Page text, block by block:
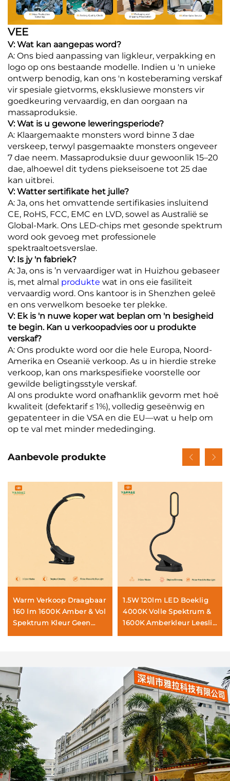
VEE
V: Wat kan aangepas word?
A: Ons bied aanpassing van ligkleur, verpakking en
logo op ons bestaande modelle. Indien u 'n unieke
ontwerp benodig, kan ons 'n kosteberaming verskaf
vir spesiale gietvorms, eksklusiewe monsters vir
goedkeuring vervaardig, en dan oorgaan na
massaproduksie.
V: Wat is u gewone leweringsperiode?
A: Klaargemaakte monsters word binne 3 dae
verskeep, terwyl pasgemaakte monsters ongeveer
7 dae neem. Massaproduksie duur gewoonlik 15–20
dae, alhoewel dit tydens piekseisoene tot 25 dae
kan uitbrei.
V: Watter sertifikate het julle?
A: Ja, ons het omvattende sertifikasies insluitend
CE, RoHS, FCC, EMC en LVD, sowel as Australië se
Global-Mark. Ons LED-chips met gesonde spektrum
word ook gevoeg met professionele
spektraaltoetsverslae.
V: Is jy 'n fabriek?
A: Ja, ons is ’n vervaardiger wat in Huizhou gebaseer
is, met almal produkte wat in ons eie fasiliteit
vervaardig word. Ons kantoor is in Shenzhen geleë
en ons verwelkom besoeke ter plekke.
V: Ek is 'n nuwe koper wat beplan om 'n besigheid
te begin. Kan u verkoopadvies oor u produkte
verskaf?
A: Ons produkte word oor die hele Europa, Noord-
Amerika en Oseanië verkoop. As u in hierdie streke
verkoop, kan ons markspesifieke voorstelle oor
gewilde beligtingsstyle verskaf.
Al ons produkte word onafhanklik gevorm met hoë
kwaliteit (defektarif ≤ 1%), volledig geseënwig en
gepatenteer in die VSA en die EU—wat u help om
op te val met minder mededinging.
Aanbevole produkte
Warm Verkoop Draagbaar
160 lm 1600K Amber & Vol
Spektrum Kleur Geen
Blou Lig & Flikkering Wit
1.5W 120lm LED Boeklig
4000K Volle Spektrum &
1600K Amberkleur Leeslig
Swart Liggaam Boeklig